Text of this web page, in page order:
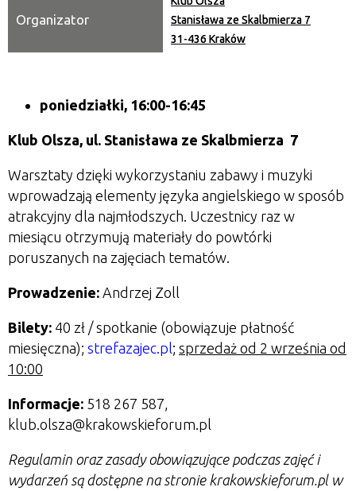
Organizator
Stanisława ze Skalbmierza 7
31-436 Kraków
poniedziałki, 16:00-16:45
Klub Olsza, ul. Stanisława ze Skalbmierza 7
Warsztaty dzięki wykorzystaniu zabawy i muzyki
wprowadzają elementy języka angielskiego w sposób
atrakcyjny dla najmłodszych. Uczestnicy raz w
miesiącu otrzymują materiały do powtórki
poruszanych na zajęciach tematów.
Prowadzenie: Andrzej Zoll
Bilety: 40 zł / spotkanie (obowiązuje płatność
miesięczna); strefazajec.pl; sprzedaż od 2 września od
10:00
Informacje: 518 267 587,
klub.olsza@krakowskieforum.pl
Regulamin oraz zasady obowiązujące podczas zajęć i
wydarzeń są dostępne na stronie krakowskieforum.pl w